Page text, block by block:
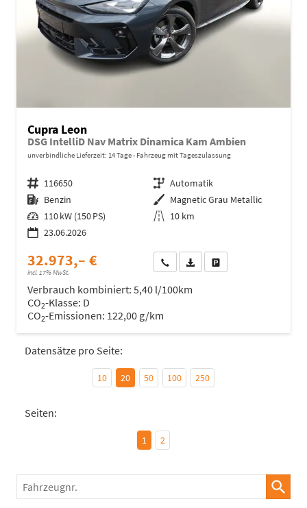
Cupra Leon
DSG IntelliD Nav Matrix Dinamica Kam Ambien
unverbindliche Lieferzeit: 14 Tage Fahrzeug mit Tageszulassung
Fahrzeugnr. 116650 Getriebe Automatik
Kraftstoff Benzin Außenfarbe Magnetic Grau Metallic
Leistung 110 kW (150 PS) Kilometerstand 10 km
23.06.2026
32.973,– €
incl. 17% MwSt.
Wir rufen Sie anFahrzeugexposé (PDF)
Verbrauch kombiniert: 5,40 l/100km
CO2-Klasse: D
CO2-Emissionen: 122,00 g/km
Datensätze pro Seite:
10 20 50 100 250
Seiten:
1 2
Fahrzeugnr.